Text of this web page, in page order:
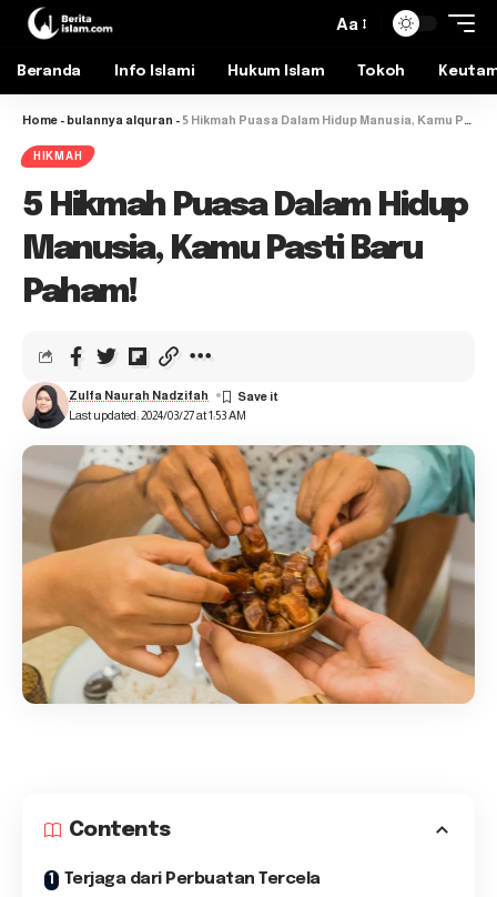
Aa
Beranda Info Islami Hukum Islam Tokoh
Home - bulannya alquran - 5 Hikmah Puasa Dalam Hidup Manusia, Kamu Pasti Baru Paham!
HIKMAH
5 Hikmah Puasa Dalam Hidup
Manusia, Kamu Pasti Baru
Paham!
Last updated: 2024/03/27 at 1:53 AM
Zulfa Naurah Nadzifah
Contents
Terjaga dari Perbuatan Tercela